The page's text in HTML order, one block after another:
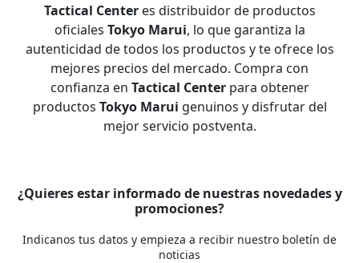
Tactical Centeres distribuidor de productos
oficiales Tokyo Marui, lo que garantiza la
autenticidad de todos los productos y te ofrece los
mejores precios del mercado. Compra con
confianza en Tactical Centerpara obtener
productos Tokyo Marui genuinos y disfrutar del
mejor servicio postventa.
¿Quieres estar informado de nuestras novedades y
promociones?
Indicanos tus datos y empieza a recibir nuestro boletín de
noticias